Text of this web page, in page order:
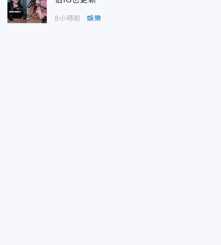
8小時前 娛樂